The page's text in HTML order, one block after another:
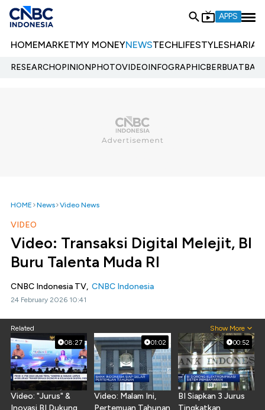
APPS
HOMEMARKETMY MONEYNEWSTECHLIFESTYLESHARIA
RESEARCHOPINIONPHOTOVIDEOINFOGRAPHIC
HOME News Video News
VIDEO
Video: Transaksi Digital Melejit, BI
Buru Talenta Muda RI
CNBC Indonesia TV, CNBC Indonesia
24 February 2026 10:41
Related Show More
08:27
Video: "Jurus" &
Inovasi BI Dukung
01:02
Video: Malam Ini,
Pertemuan Tahunan
00:52
BI Siapkan 3 Jurus
Tingkatkan